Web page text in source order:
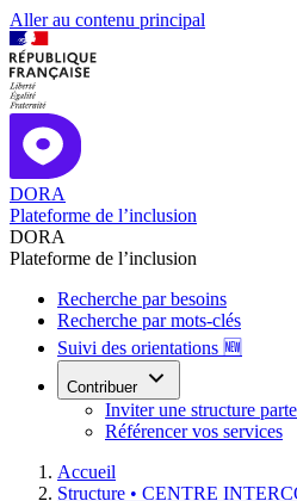
Aller au contenu principal
DORA
Plateforme de l’inclusion
DORA
Plateforme de l’inclusion
Recherche par besoins
Recherche par mots-clés
Suivi des orientations 🆕
Contribuer
Inviter une structure
Référencer vos services
Accueil
Structure • CENTRE